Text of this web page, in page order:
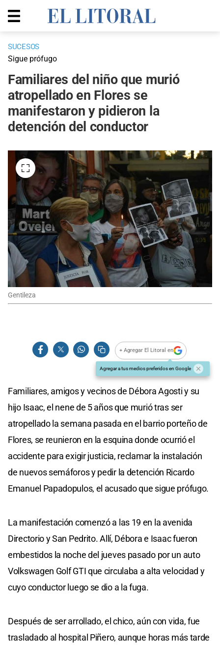
SUCESOS
Sigue prófugo
Familiares del niño que murió
atropellado en Flores se
manifestaron y pidieron la
detención del conductor
Gentileza
+ Agregar El Litoral en
Agregar a tus medios preferidos en Google
Familiares, amigos y vecinos de Débora Agosti y su
hijo Isaac, el nene de 5 años que murió tras ser
atropellado la semana pasada en el barrio porteño de
Flores, se reunieron en la esquina donde ocurrió el
accidente para exigir justicia, reclamar la instalación
de nuevos semáforos y pedir la detención Ricardo
Emanuel Papadopulos, el acusado que sigue prófugo.
La manifestación comenzó a las 19 en la avenida
Directorio y San Pedrito. Allí, Débora e Isaac fueron
embestidos la noche del jueves pasado por un auto
Volkswagen Golf GTI que circulaba a alta velocidad y
cuyo conductor luego se dio a la fuga.
Después de ser arrollado, el chico, aún con vida, fue
trasladado al hospital Piñero, aunque horas más tarde